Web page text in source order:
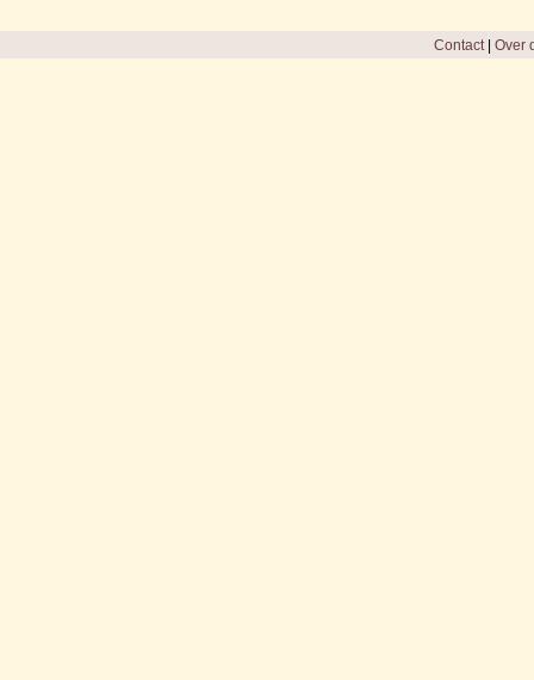
Contact| Over